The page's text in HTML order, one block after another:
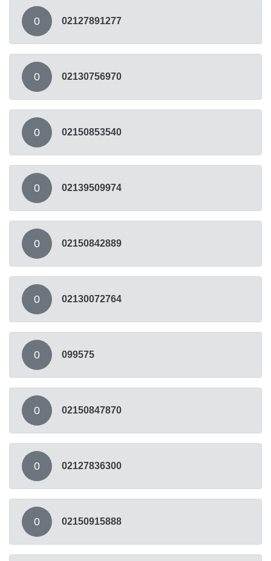
0 02127891277
0 02130756970
0 02150853540
0 02139509974
0 02150842889
0 02130072764
0 099575
0 02150847870
0 02127836300
0 02150915888